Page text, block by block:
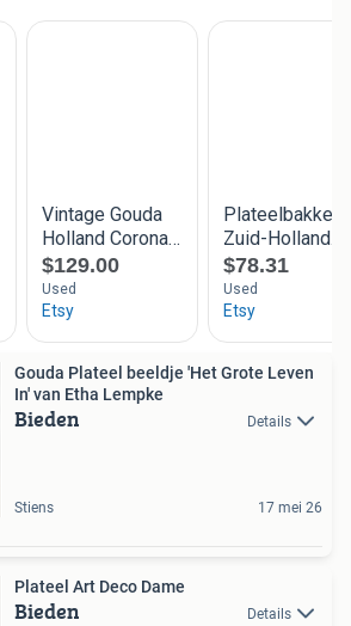
Gouda Plateel beeldje 'Het Grote Leven
In' van Etha Lempke
Bieden Details
Stiens 17 mei 26
Plateel Art Deco Dame
Bieden Details